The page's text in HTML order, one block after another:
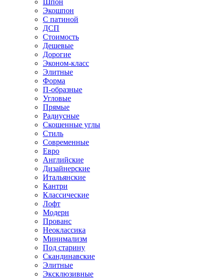
Шпон
Экошпон
С патиной
ДСП
Стоимость
Дешевые
Дорогие
Эконом-класс
Элитные
Форма
П-образные
Угловые
Прямые
Радиусные
Скошенные углы
Стиль
Современные
Евро
Английские
Дизайнерские
Итальянские
Кантри
Классические
Лофт
Модерн
Прованс
Неоклассика
Минимализм
Под старину
Скандинавские
Элитные
Эксклюзивные